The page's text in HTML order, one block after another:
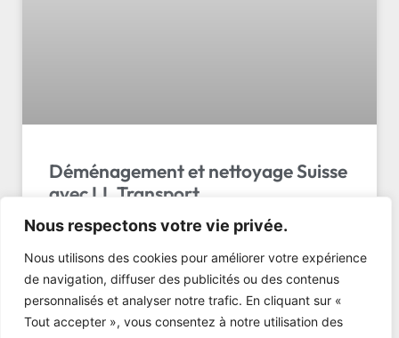
Nous respectons votre vie privée.
Nous utilisons des cookies pour améliorer votre expérience
de navigation, diffuser des publicités ou des contenus
personnalisés et analyser notre trafic. En cliquant sur «
Tout accepter », vous consentez à notre utilisation des
Déménagement et nettoyage Suisse
avec LL Transport
Déménagement et nettoyage suisse professionnel
avec LL Transport Sàrl. Services complets de 50 à
1500 CHF. Obtenez votre devis gratuit!
LIRE L'ARTICLE »